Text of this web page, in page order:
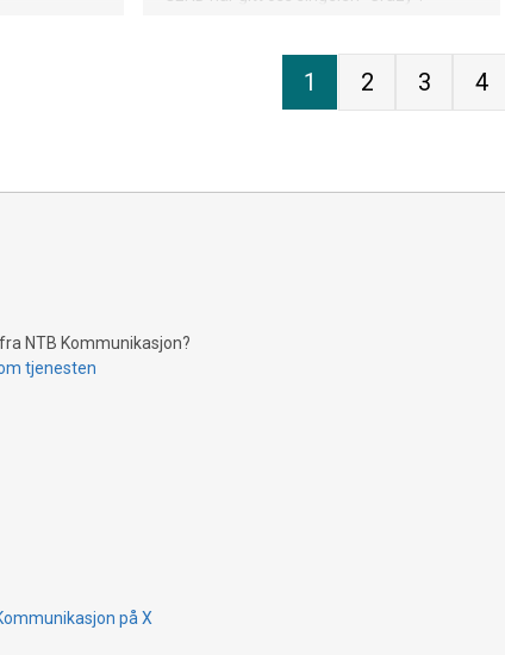
1 2 3 4
NTB Kommunikasjon?
tjenesten
på X